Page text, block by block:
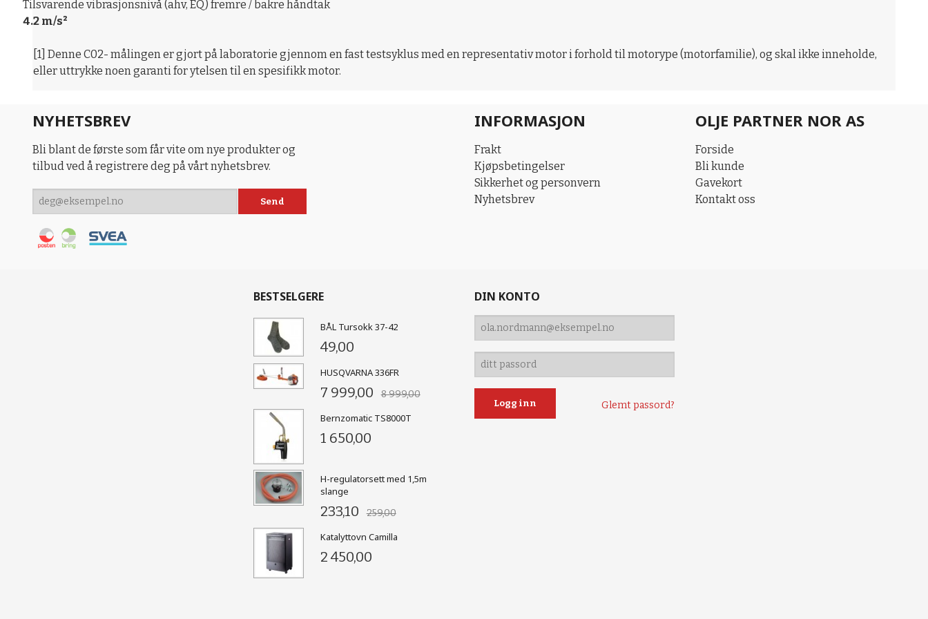
Tilsvarende vibrasjonsnivå (ahv, EQ) fremre / bakre håndtak
4.2 m/s²
[1] Denne C02- målingen er gjort på laboratorie gjennom en fast testsyklus med en representativ motor i forhold til motorype (motorfamilie), og skal ikke inneholde,
eller uttrykke noen garanti for ytelsen til en spesifikk motor.
NYHETSBREV
Bli blant de første som får vite om nye produkter og
tilbud ved å registrere deg på vårt nyhetsbrev.
INFORMASJON
Frakt
Kjøpsbetingelser
Sikkerhet og personvern
Nyhetsbrev
OLJE PARTNER NOR AS
Forside
Bli kunde
Gavekort
Kontakt oss
BESTSELGERE
BÅL Tursokk 37-42
49,00
HUSQVARNA 336FR
7 999,00 8 999,00
Bernzomatic TS8000T
1 650,00
H-regulatorsett med 1,5m
slange
233,10 259,00
Katalyttovn Camilla
2 450,00
DIN KONTO
Glemt passord?